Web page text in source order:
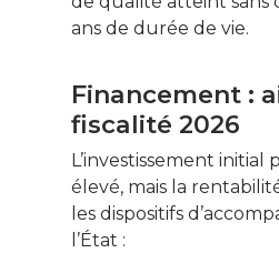
ans de durée de vie.
Financement :
fiscalité 2026
L’investissement
élevé, mais la
les dispositifs
l’État :